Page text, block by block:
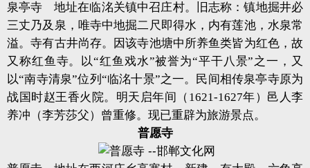
泉亭寺 地址在临洺关镇中召庄村。旧志称：镇地掘井必
三丈乃及泉，唯寺中地掘二尺即得水，内有莲池，水泉常
溢。寺有古井尚存。因该寺池塘中所养鱼类皆为红色，故
又称红鱼寺。以“红鱼戏水”被誉为“平干八景”之一，又
以“南寺清泉”位列“临洺十景”之一。民间相传泉亭寺原为
战国时赵王香火院。明天启年间（1621-1627年）邑人李
养冲（李芳莎父）曾重修。现已重辟为旅游景点。
普愿寺